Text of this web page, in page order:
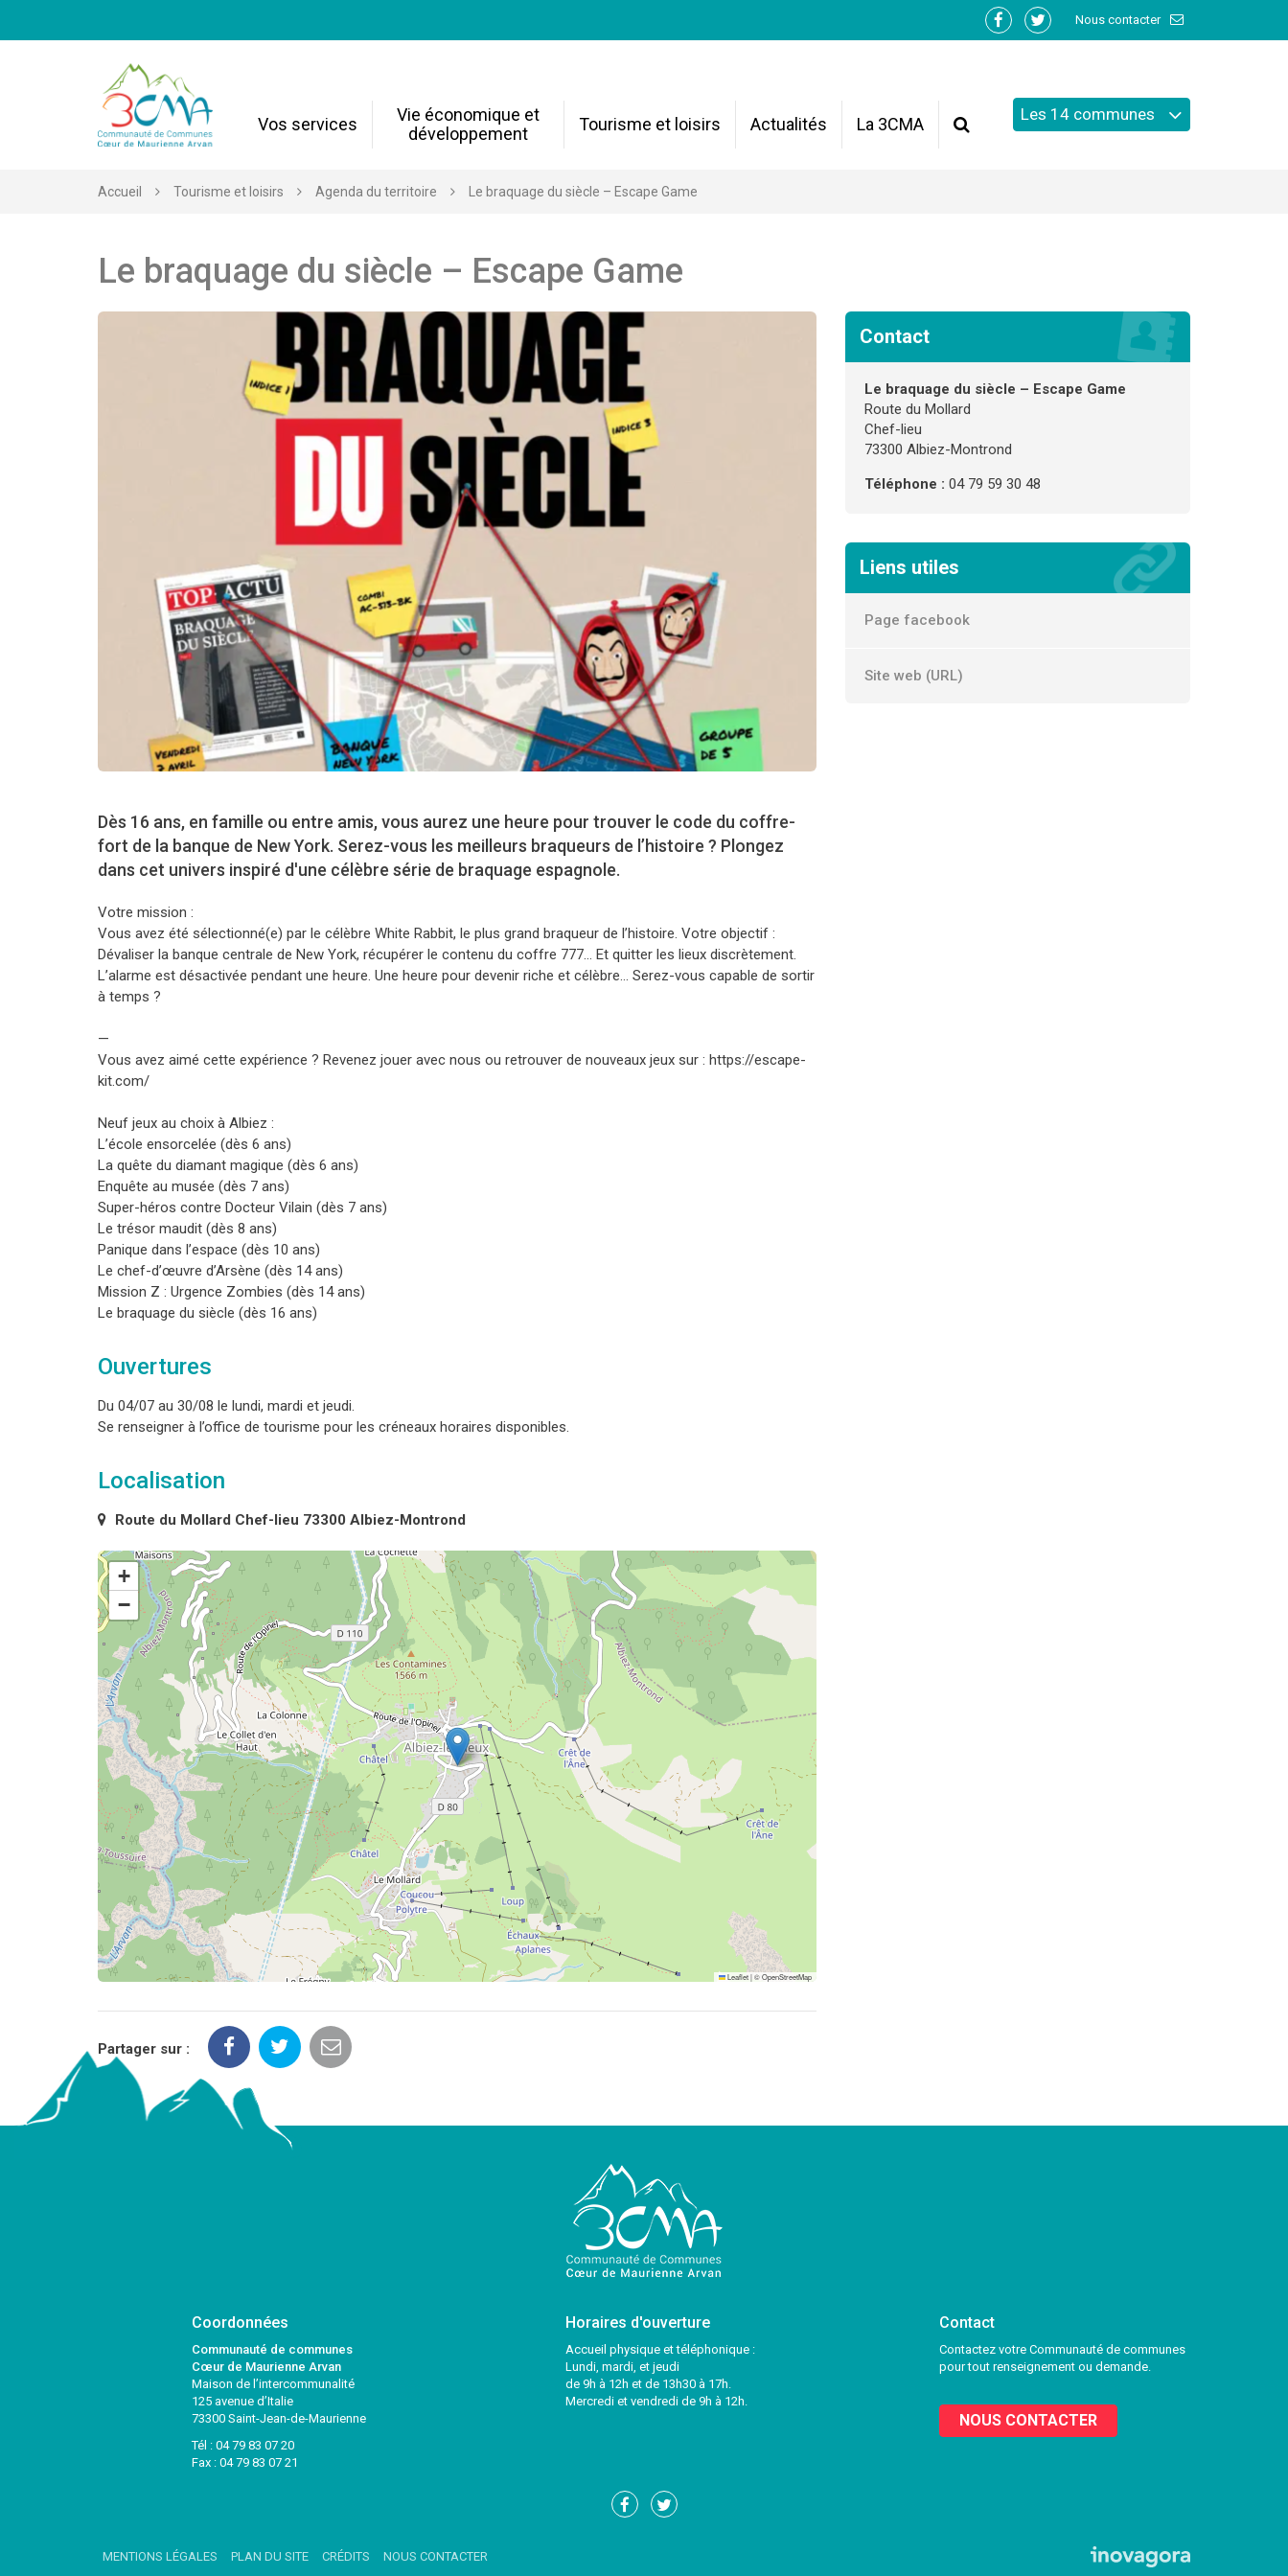
Nous contacter
Lien
Facebook
Lien
Twitter
Vos services
Vie économique et
développement
Tourisme et loisirs Actualités La 3CMA Recherche
Les 14 communes
Accueil Tourisme et loisirs Agenda du territoire Le braquage du siècle – Escape Game
Le braquage du siècle – Escape Game
Dès 16 ans, en famille ou entre amis, vous aurez une heure pour trouver le code du coffre-
fort de la banque de New York. Serez-vous les meilleurs braqueurs de l’histoire ? Plongez
dans cet univers inspiré d'une célèbre série de braquage espagnole.
Votre mission :
Vous avez été sélectionné(e) par le célèbre White Rabbit, le plus grand braqueur de l’histoire. Votre objectif :
Dévaliser la banque centrale de New York, récupérer le contenu du coffre 777… Et quitter les lieux discrètement.
L’alarme est désactivée pendant une heure. Une heure pour devenir riche et célèbre… Serez-vous capable de sortir
à temps ?
—
Vous avez aimé cette expérience ? Revenez jouer avec nous ou retrouver de nouveaux jeux sur : https://escape-
kit.com/
Neuf jeux au choix à Albiez :
L’école ensorcelée (dès 6 ans)
La quête du diamant magique (dès 6 ans)
Enquête au musée (dès 7 ans)
Super-héros contre Docteur Vilain (dès 7 ans)
Le trésor maudit (dès 8 ans)
Panique dans l’espace (dès 10 ans)
Le chef-d’œuvre d’Arsène (dès 14 ans)
Mission Z : Urgence Zombies (dès 14 ans)
Le braquage du siècle (dès 16 ans)
Ouvertures
Du 04/07 au 30/08 le lundi, mardi et jeudi.
Se renseigner à l’office de tourisme pour les créneaux horaires disponibles.
Localisation
Route du Mollard Chef-lieu 73300 Albiez-Montrond
+
−
Leaflet|©OpenStreetMap
Contact
Le braquage du siècle – Escape Game
Route du Mollard
Chef-lieu
73300 Albiez-Montrond
Téléphone : 04 79 59 30 48
Liens utiles
Page facebook
Site web (URL)
Partager sur :
Coordonnées
Communauté de communes
Cœur de Maurienne Arvan
Maison de l’intercommunalité
125 avenue d’Italie
73300 Saint-Jean-de-Maurienne
Tél : 04 79 83 07 20
Fax : 04 79 83 07 21
Horaires d'ouverture
Accueil physique et téléphonique :
Lundi, mardi, et jeudi
de 9h à 12h et de 13h30 à 17h.
Mercredi et vendredi de 9h à 12h.
Contact
Contactez votre Communauté de communes
pour tout renseignement ou demande.
NOUS CONTACTER
Lien
Lien
MENTIONS LÉGALES PLAN DU SITE CRÉDITS NOUS CONTACTER